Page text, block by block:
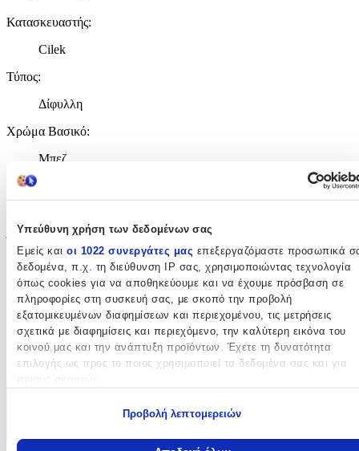
Υπεύθυνη χρήση των δεδομένων σας
Εμείς και οι 1022 συνεργάτες μας επεξεργαζόμαστε προσωπικά
δεδομένα, π.χ. τη διεύθυνση IP σας, χρησιμοποιώντας τεχνολογία
όπως cookies για να αποθηκεύουμε και να έχουμε πρόσβαση σε
πληροφορίες στη συσκευή σας, με σκοπό την προβολή
εξατομικευμένων διαφημίσεων και περιεχομένου, τις μετρήσεις
σχετικά με διαφημίσεις και περιεχόμενο, την καλύτερη εικόνα του
κοινού μας και την ανάπτυξη προϊόντων. Έχετε τη δυνατότητα
επιλογής ως προς το ποιος χρησιμοποιεί τα δεδομένα σας και για
Εάν μας επιτρέπετε, θα θέλαμε επίσης:
τοποθεσία, οι οποίες μπορεί να είναι ακριβείς σε απόσταση
Προβολή λεπτομερειών
Κατασκευαστής:
Cilek
Τύπος:
Δίφυλλη
Χρώμα Βασικό:
Μπεζ
Βάθος
203
cm
Πλάτος
101
cm